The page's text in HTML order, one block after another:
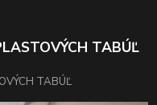
TABÚĽ
TABÚĽ